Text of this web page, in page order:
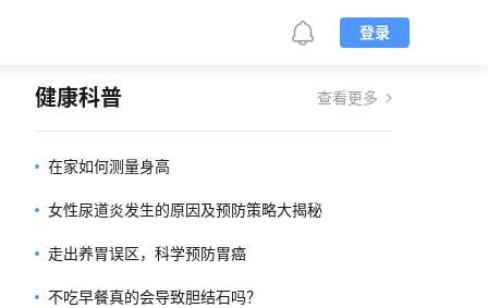
登录
健康科普 查看更多
在家如何测量身高
女性尿道炎发生的原因及预防策略大揭秘
走出养胃误区，科学预防胃癌
不吃早餐真的会导致胆结石吗？